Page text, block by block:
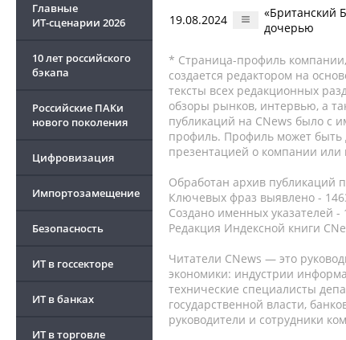
Главные
ИТ-сценарии 2026
10 лет российского
бэкапа
Российские ПАКи
нового поколения
Цифровизация
Импортозамещение
Безопасность
ИТ в госсекторе
ИТ в банках
ИТ в торговле
19.08.2024
«Британский
дочерью
* Страница-профиль компании,
создается редактором на
тексты всех редакционных
обзоры рынков, интервью, а
публикаций на CNews было с
профиль. Профиль может быть
презентацией о компании или
Обработан архив публикаций
Ключевых фраз выявлено -
Создано именных указателей -
Редакция Индексной книги
Читатели CNews — это
экономики: индустрии
технические специалисты
государственной власти,
руководители и сотрудники